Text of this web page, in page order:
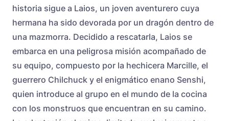
historia sigue a Laios, un joven aventurero cuya
hermana ha sido devorada por un dragón dentro de
una mazmorra. Decidido a rescatarla, Laios se
embarca en una peligrosa misión acompañado de
su equipo, compuesto por la hechicera Marcille, el
guerrero Chilchuck y el enigmático enano Senshi,
quien introduce al grupo en el mundo de la cocina
con los monstruos que encuentran en su camino.